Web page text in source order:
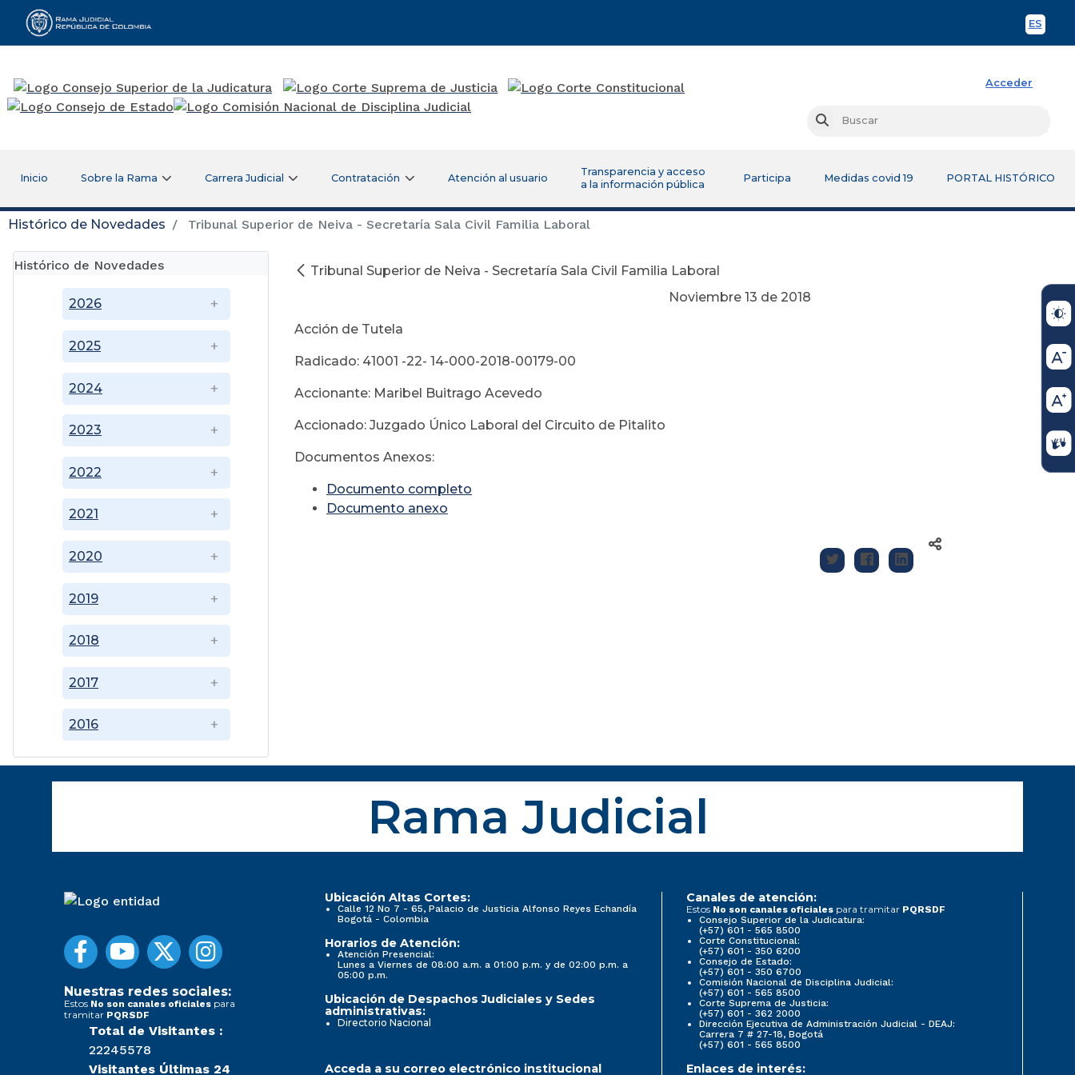
ES
Rama Judicial
Acceder
Buscar
Inicio Sobre la Rama Carrera Judicial Contratación Atención al usuario
Transparencia y acceso
a la información pública
Participa Medidas covid 19 PORTAL HISTÓRICO
Histórico de Novedades Tribunal Superior de Neiva - Secretaría Sala Civil Familia Laboral
Histórico de Novedades
2016
2017
2018
2019
2020
2021
2022
2023
2024
2025
2026
Tribunal Superior de Neiva - Secretaría Sala Civil Familia Laboral
Noviembre 13 de 2018
Acción de Tutela
Radicado: 41001 -22- 14-000-2018-00179-00
Accionante: Maribel Buitrago Acevedo
Accionado: Juzgado Único Laboral del Circuito de Pitalito
Documentos Anexos:
Documento completo
Documento anexo
Rama Judicial
Nuestras redes sociales:
Estos No son canales oficiales para
tramitar PQRSDF
Total de Visitantes :
22245578
Visitantes Últimas 24
Ubicación Altas Cortes:
Calle 12 No 7 - 65, Palacio de Justicia Alfonso Reyes Echandía
Bogotá - Colombia
Horarios de Atención:
Atención Presencial:
Lunes a Viernes de 08:00 a.m. a 01:00 p.m. y de 02:00 p.m. a
05:00 p.m.
Ubicación de Despachos Judiciales y Sedes
administrativas:
Directorio Nacional
Canales de atención:
Estos No son canales oficiales para tramitar PQRSDF
Consejo Superior de la Judicatura:
(+57) 601 - 565 8500
Corte Constitucional:
(+57) 601 - 350 6200
Consejo de Estado:
(+57) 601 - 350 6700
Comisión Nacional de Disciplina Judicial:
(+57) 601 - 565 8500
Corte Suprema de Justicia:
(+57) 601 - 362 2000
Dirección Ejecutiva de Administración Judicial - DEAJ:
Carrera 7 # 27-18, Bogotá
(+57) 601 - 565 8500
Acceda a su correo electrónico institucional Enlaces de interés: